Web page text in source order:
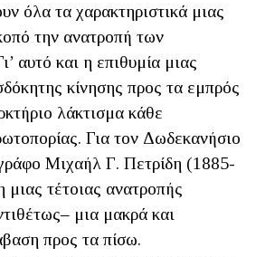
όλα τα χαρακτηριστικά μιας
την ανατροπή των
αυτό και η επιθυμία μιας
κίνησης προς τα εμπρός
λάκτισμα κάθε
Για τον Δωδεκανήσιο
Μιχαήλ Γ. Πετρίδη (1885-
μιας τέτοιας ανατροπής
μια μακρά και
προς τα πίσω.